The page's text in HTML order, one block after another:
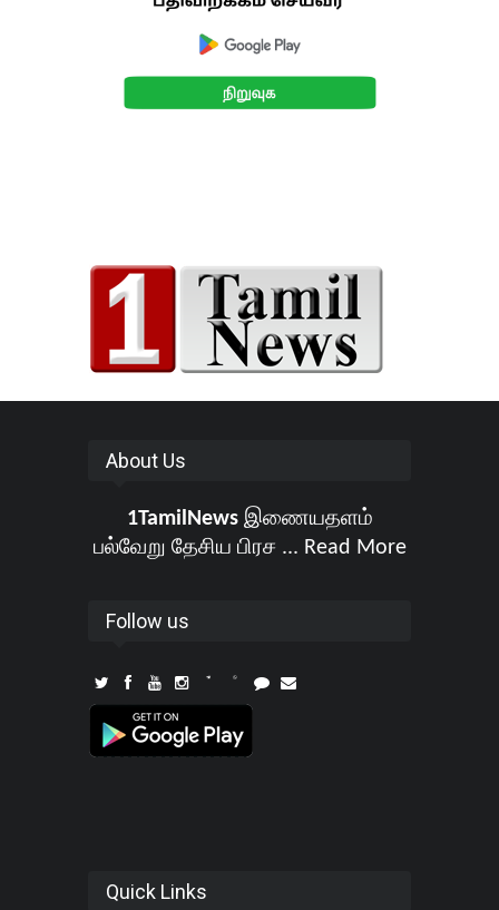
About Us
1TamilNewsஇணையதளம்
பல்வேறு தேசிய பிரச ... Read More
Follow us
Quick Links